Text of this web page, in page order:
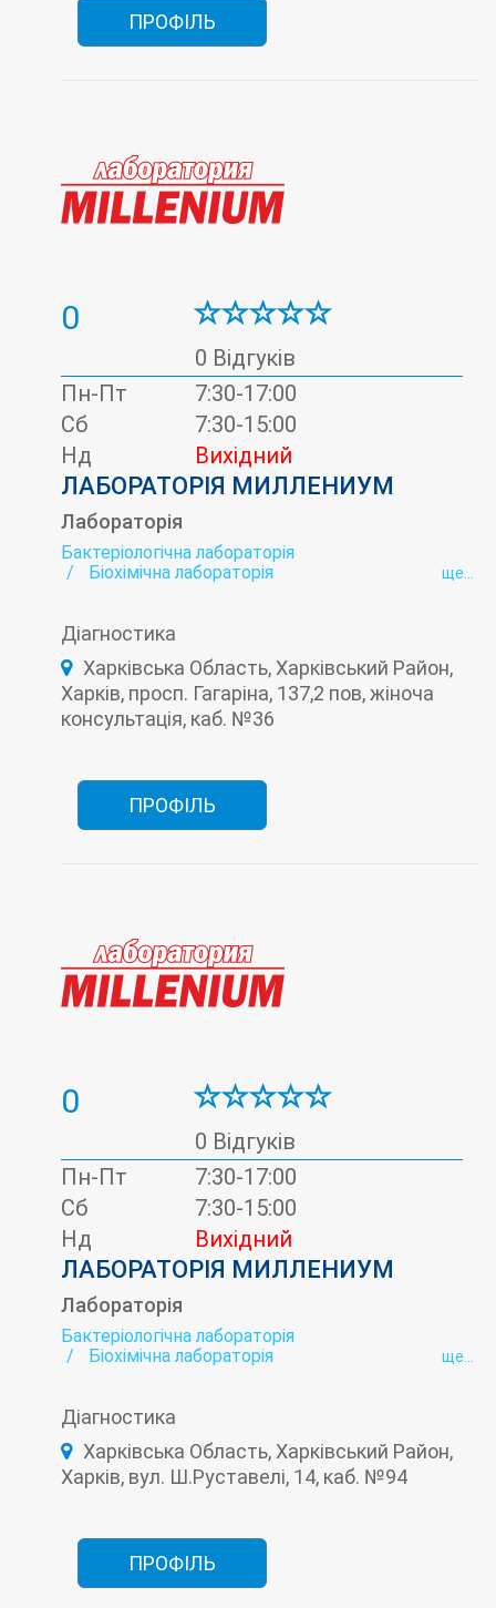
ПРОФІЛЬ
0
0 Відгуків
Пн-Пт
7:30-17:00
Сб
7:30-15:00
Нд
Вихідний
ЛАБОРАТОРІЯ МИЛЛЕНИУМ
Лабораторія
Бактеріологічна лабораторія
Біохімічна лабораторія
Імунологічна лабораторія
Пренатальна (дородова) діагностика
ще...
Діагностика
Харківська Область, Харківський Район,
Харків, просп. Гагаріна, 137,2 пов, жіноча
консультація, каб. №36
ПРОФІЛЬ
0
0 Відгуків
Пн-Пт
7:30-17:00
Сб
7:30-15:00
Нд
Вихідний
ЛАБОРАТОРІЯ МИЛЛЕНИУМ
Лабораторія
Бактеріологічна лабораторія
Біохімічна лабораторія
Імунологічна лабораторія
Пренатальна (дородова) діагностика
ще...
Діагностика
Харківська Область, Харківський Район,
Харків, вул. Ш.Руставелі, 14, каб. №94
ПРОФІЛЬ